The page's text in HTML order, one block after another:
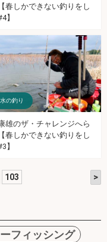
春しかできない釣りをし
】
の釣り
雄のザ・チャレンジへら
春しかできない釣りをし
】
103 >
フィッシング